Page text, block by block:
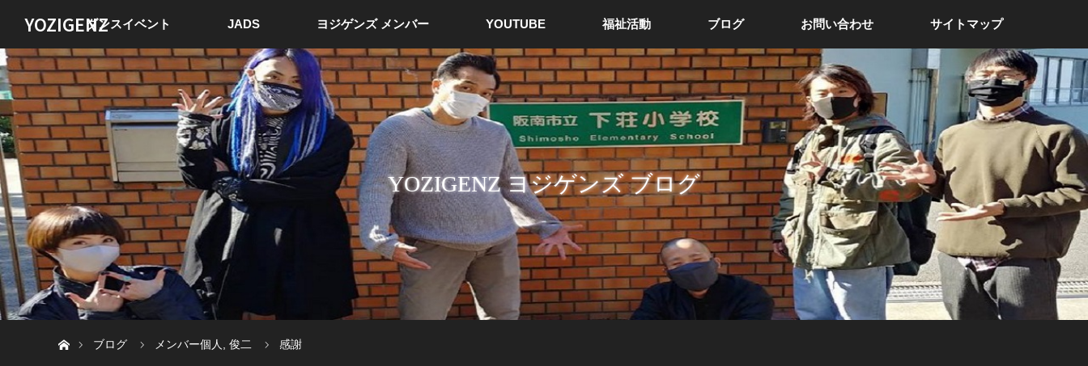
YOZIGENZダンスイベント JADS ヨジゲンズ メンバー YOUTUBE 福祉活動 ブログ お問い合わせ サイトマップ
YOZIGENZ ヨジゲンズ ブログ
ブログ
メンバー個人 俊二 感謝